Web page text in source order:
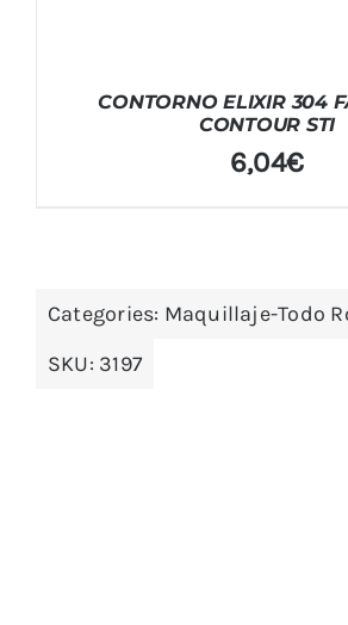
CONTORNO ELIXIR 304
CONTOUR STI
6,04€
Categories: Maquillaje-Todo
SKU: 3197